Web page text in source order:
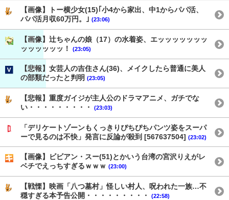
【画像】トー横少女(15)｢小4から家出、中1からパパ活、
パパ活月収60万円。｣ (23:06)
【画像】辻ちゃんの娘（17）の水着姿、エッッッッッッッ
ッッッッッッ！
(23:05)
【悲報】女芸人の吉住さん(36)、メイクしたら普通に美人
の部類だったと判明 (23:05)
【悲報】重度ガイジが主人公のドラマアニメ、ガチでな
い・・・・・・・・・
(23:03)
「デリケートゾーンもくっきりぴちぴちパンツ姿をスーパ
ーで見るのは不快」発言に反論が殺到 [567637504] (23:02)
【画像】ビビアン・スー(51)とかいう台湾の宮沢りえがレ
ベチでえっちすぎるｗｗｗ (23:00)
【戦慄】映画「八つ墓村」怪しい村人、呪われた一族…不
穏すぎる本予告公開・・・・・・・・・
(22:58)